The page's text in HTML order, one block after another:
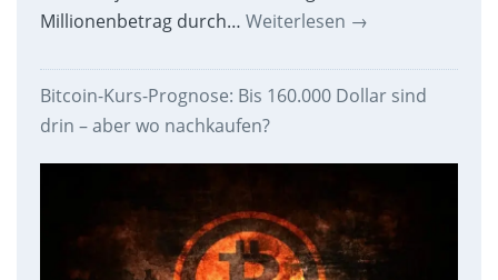
Millionenbetrag durch… Weiterlesen →
Bitcoin-Kurs-Prognose: Bis 160.000 Dollar sind
drin – aber wo nachkaufen?